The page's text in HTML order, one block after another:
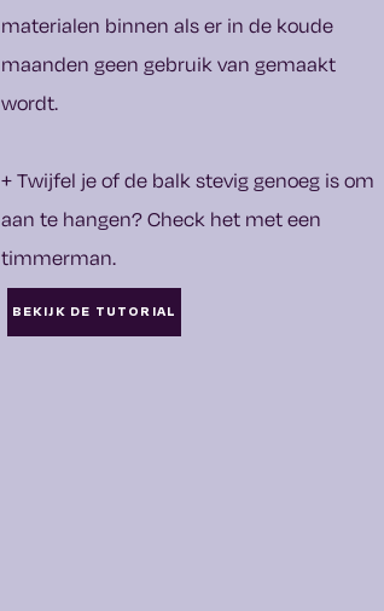
BEKIJK DE TUTORIAL
materialen binnen als er in de koude
maanden geen gebruik van gemaakt
wordt.
+ Twijfel je of de balk stevig genoeg is om
aan te hangen? Check het met een
timmerman.